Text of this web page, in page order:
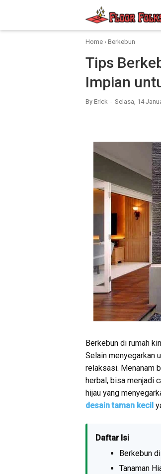
Home › Berkebun
Tips
Impian
By Erick Selasa, 14
Berkebun di rumah
Selain menyegarkan
relaksasi. Menanam
herbal, bisa menjadi
hijau yang
desain taman kecil
Daftar Isi
Berkebun
Tanaman